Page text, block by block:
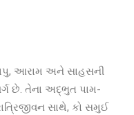
આરામ અને સાહસની
છે. તેના અદ્ભુત પામ-
સાથે, કો સમુઈ